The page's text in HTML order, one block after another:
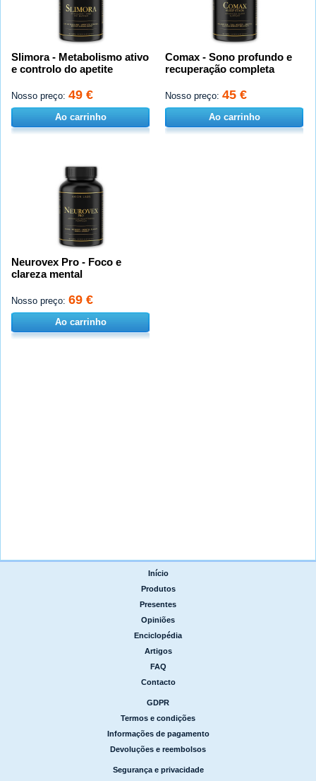
Slimora - Metabolismo ativo
e controlo do apetite
Nosso preço: 49 €
Ao carrinho
Comax - Sono profundo e
recuperação completa
Nosso preço: 45 €
Ao carrinho
Neurovex Pro - Foco e
clareza mental
Nosso preço: 69 €
Ao carrinho
Início
Produtos
Presentes
Opiniões
Enciclopédia
Artigos
FAQ
Contacto
GDPR
Termos e condições
Informações de pagamento
Devoluções e reembolsos
Segurança e privacidade